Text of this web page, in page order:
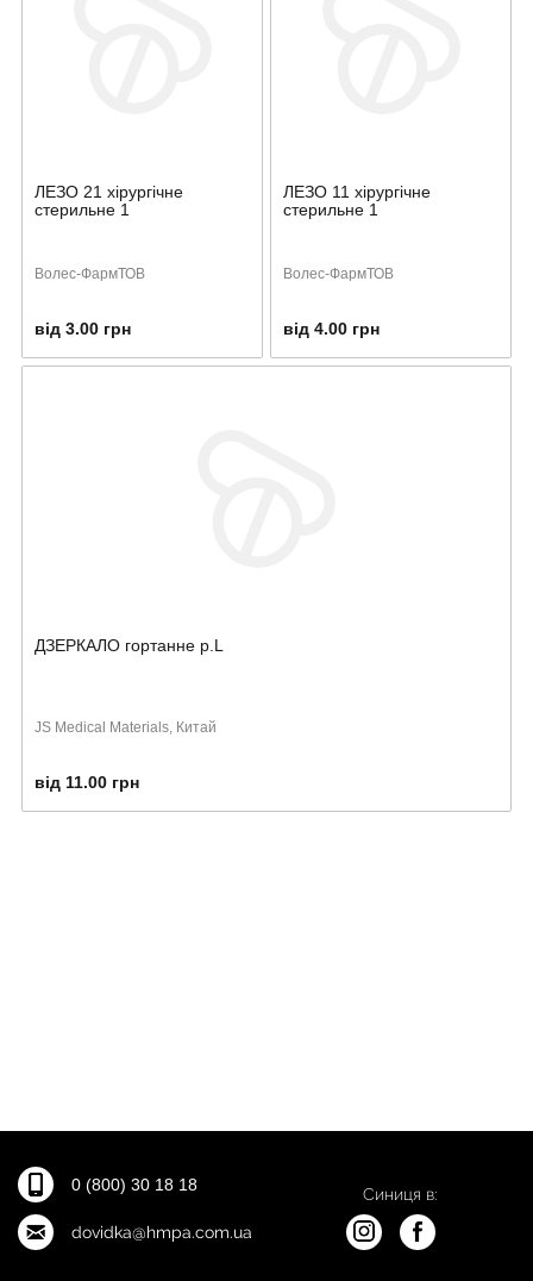
ЛЕЗО 21 хірургічне
стерильне 1
Волес-ФармТОВ
від 3.00 грн
ЛЕЗО 11 хірургічне
стерильне 1
Волес-ФармТОВ
від 4.00 грн
ДЗЕРКАЛО гортанне р.L
JS Medical Materials, Китай
від 11.00 грн
0 (800) 30 18 18
dovidka@hmpa.com.ua
Синиця в: